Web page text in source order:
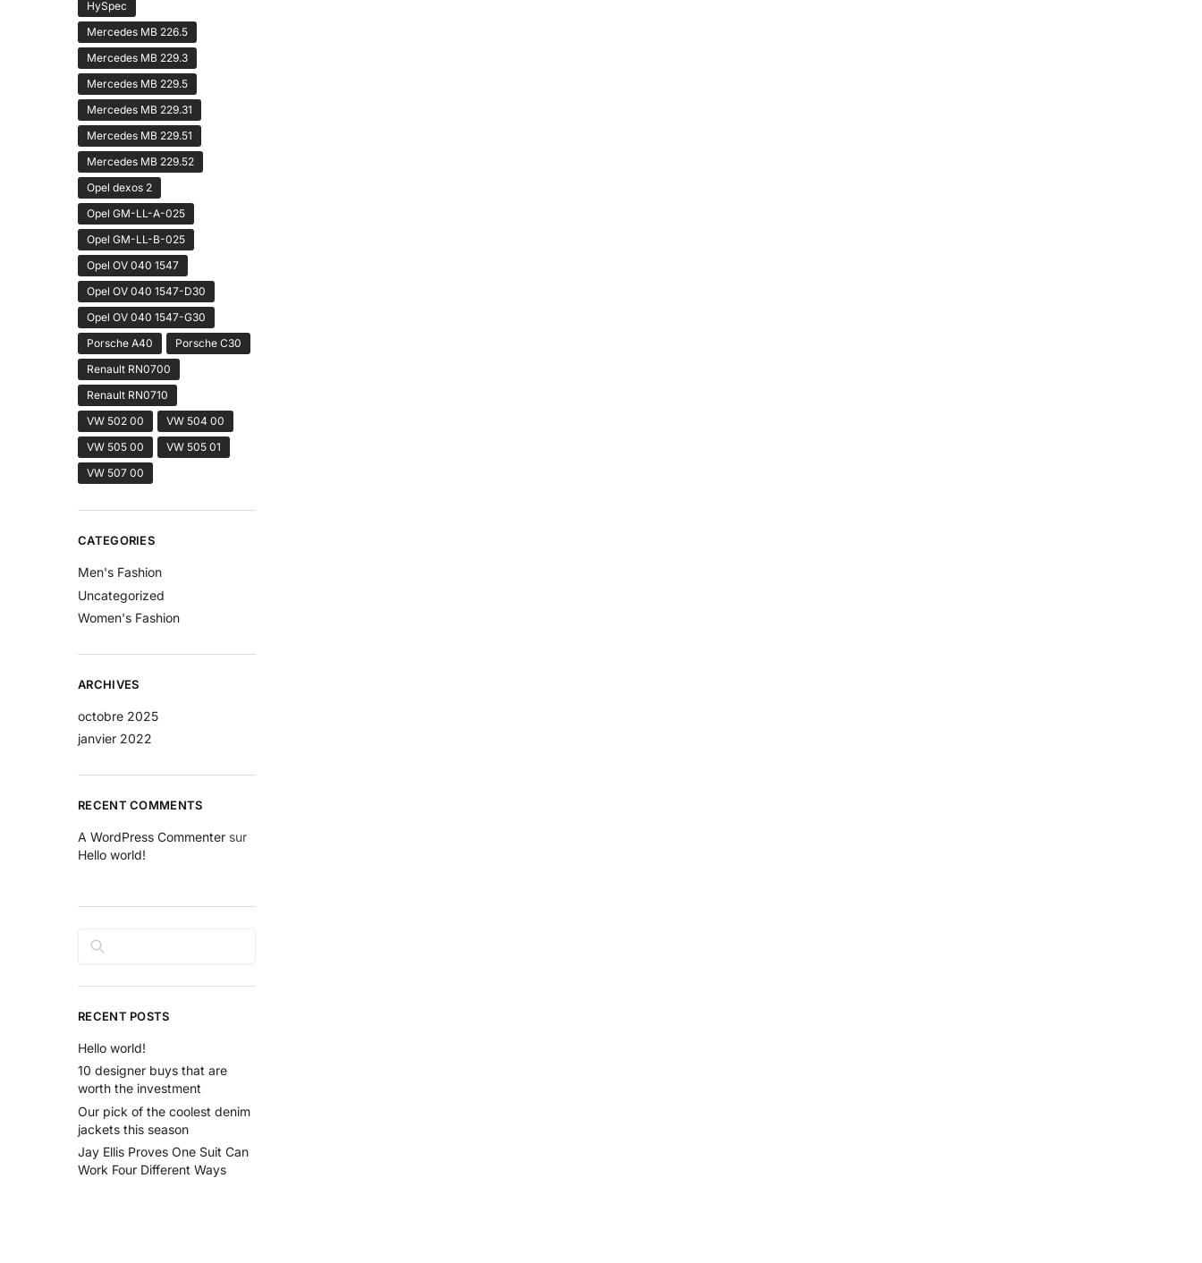
HySpec
Mercedes MB 226.5
Mercedes MB 229.3
Mercedes MB 229.5
Mercedes MB 229.31
Mercedes MB 229.51
Mercedes MB 229.52
Opel dexos 2
Opel GM-LL-A-025
Opel GM-LL-B-025
Opel OV 040 1547
Opel OV 040 1547-D30
Opel OV 040 1547-G30
Porsche A40
Porsche C30
Renault RN0700
Renault RN0710
VW 502 00
VW 504 00
VW 505 00
VW 505 01
VW 507 00
CATEGORIES
Men's Fashion
Uncategorized
Women's Fashion
ARCHIVES
octobre 2025
janvier 2022
RECENT COMMENTS
A WordPress Commenter sur
Hello world!
RECENT POSTS
Hello world!
10 designer buys that are
worth the investment
Our pick of the coolest denim
jackets this season
Jay Ellis Proves One Suit Can
Work Four Different Ways